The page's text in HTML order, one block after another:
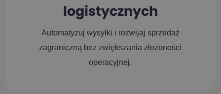
logistycznych
Automatyzuj wysyłki i rozwijaj sprzedaż
zagraniczną bez zwiększania złożoności
operacyjnej.